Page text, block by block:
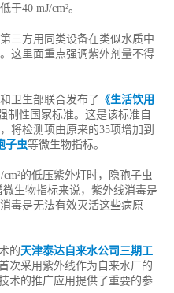
40 mJ/cm²。
三方用同类设备在类似水质中
这里面重点强调紫外剂量不得
卫生部联合发布了 《生活饮用
制性国家标准。这是该标准自
将检测项由原来的35项增加到
子虫等微生物指标。
的低压紫外灯时，隐孢子虫
生物指标来说，紫外线消毒是
毒是无法有效灭活这些病原
的天津泰达自来水公司三期工
次采用紫外线作为自来水厂的
术的推广应用提供了重要的参